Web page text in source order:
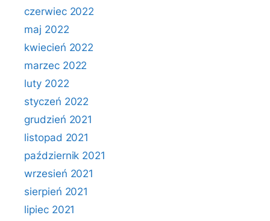
czerwiec 2022
maj 2022
kwiecień 2022
marzec 2022
luty 2022
styczeń 2022
grudzień 2021
listopad 2021
październik 2021
wrzesień 2021
sierpień 2021
lipiec 2021